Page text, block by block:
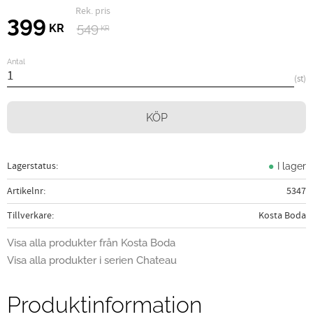
Nedsatt pris:
399 KR
Ordinarie pris:
549KR
Antal
st
KÖP
Lagerstatus I lager
Artikelnr
5347
Tillverkare
Kosta Boda
Visa alla produkter från Kosta Boda
Visa alla produkter i serien Chateau
Produktinformation